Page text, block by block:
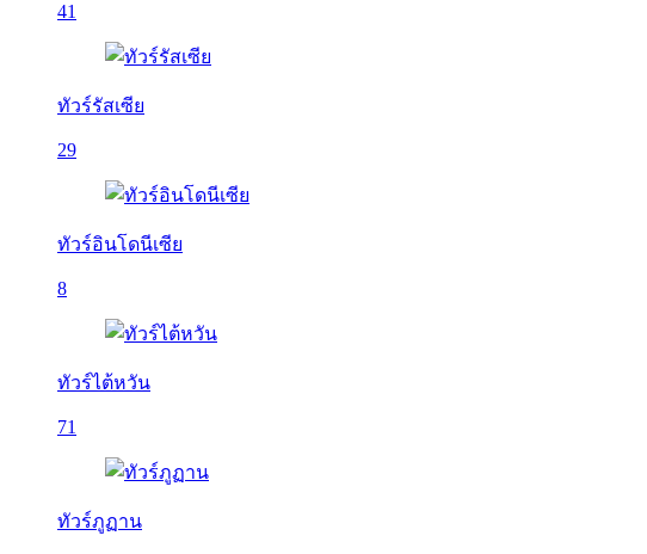
41
ทัวร์รัสเซีย
29
ทัวร์อินโดนีเซีย
8
ทัวร์ไต้หวัน
71
ทัวร์ภูฏาน